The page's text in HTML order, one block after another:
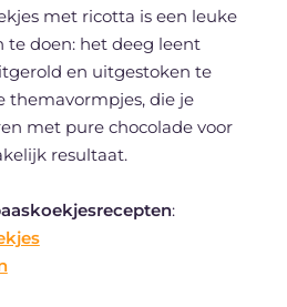
met ricotta is een leuke
doen: het deeg leent
en uitgestoken te
themavormpjes, die je
met pure chocolade voor
resultaat.
: